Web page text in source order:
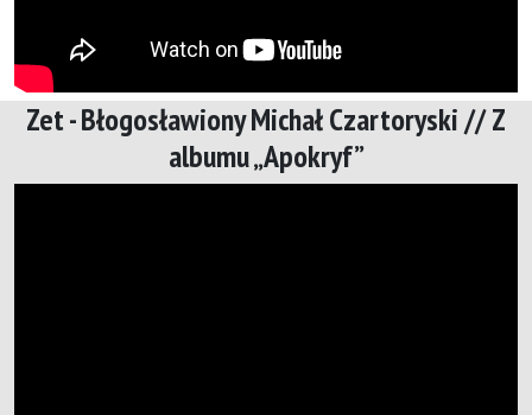
Zet - Błogosławiony Michał Czartoryski // Z
albumu „Apokryf”